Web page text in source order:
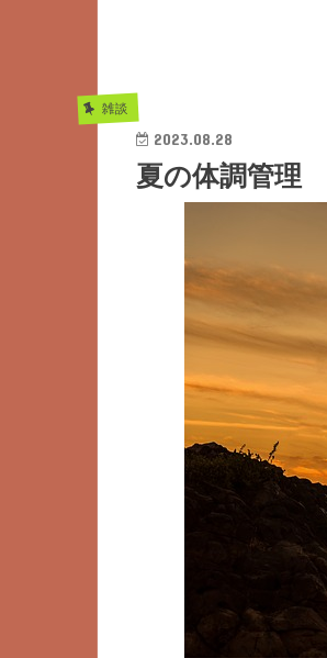
雑談
2023.08.28
夏の体調管理